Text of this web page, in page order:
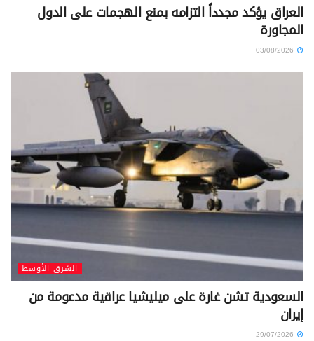
العراق يؤكد مجدداً التزامه بمنع الهجمات على الدول
المجاورة
الشرق الأوسط
السعودية تشن غارة على ميليشيا عراقية مدعومة من
إيران